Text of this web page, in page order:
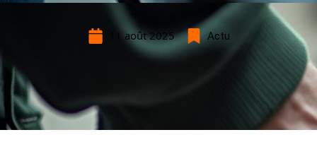
11 août 2025 Actu